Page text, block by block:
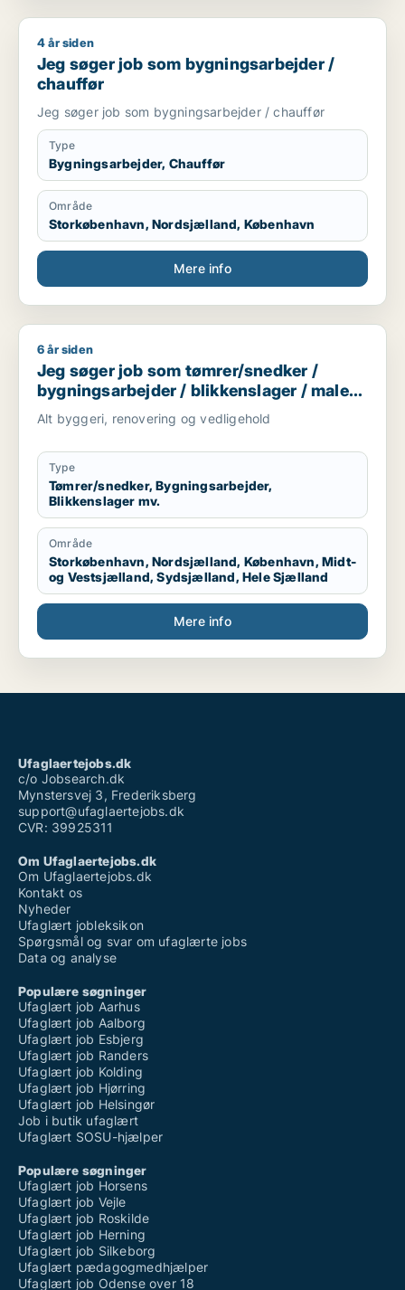
Jeg søger job som bygningsarbejder / chauffør
4 år siden
Jeg søger job som bygningsarbejder /
chauffør
Jeg søger job som bygningsarbejder / chauffør
Type
Bygningsarbejder, Chauffør
Område
Storkøbenhavn, Nordsjælland, København
Mere info
Jeg søger job som tømrer/snedker / bygningsarbejder /
6 år siden
Jeg søger job som tømrer/snedker /
bygningsarbejder / blikkenslager / maler /
ufaglært
Alt byggeri, renovering og vedligehold
Type
Tømrer/snedker, Bygningsarbejder,
Blikkenslager mv.
Område
Storkøbenhavn, Nordsjælland, København, Midt-
og Vestsjælland, Sydsjælland, Hele Sjælland
Mere info
Ufaglaertejobs.dk
c/o Jobsearch.dk
Mynstersvej 3, Frederiksberg
support@ufaglaertejobs.dk
CVR: 39925311
Om Ufaglaertejobs.dk
Om Ufaglaertejobs.dk
Kontakt os
Nyheder
Ufaglært jobleksikon
Spørgsmål og svar om ufaglærte jobs
Data og analyse
Populære søgninger
Ufaglært job Aarhus
Ufaglært job Aalborg
Ufaglært job Esbjerg
Ufaglært job Randers
Ufaglært job Kolding
Ufaglært job Hjørring
Ufaglært job Helsingør
Job i butik ufaglært
Ufaglært SOSU-hjælper
Populære søgninger
Ufaglært job Horsens
Ufaglært job Vejle
Ufaglært job Roskilde
Ufaglært job Herning
Ufaglært job Silkeborg
Ufaglært pædagogmedhjælper
Ufaglært job Odense over 18